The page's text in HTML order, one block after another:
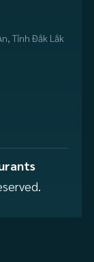
Tỉnh Đắk Lắk